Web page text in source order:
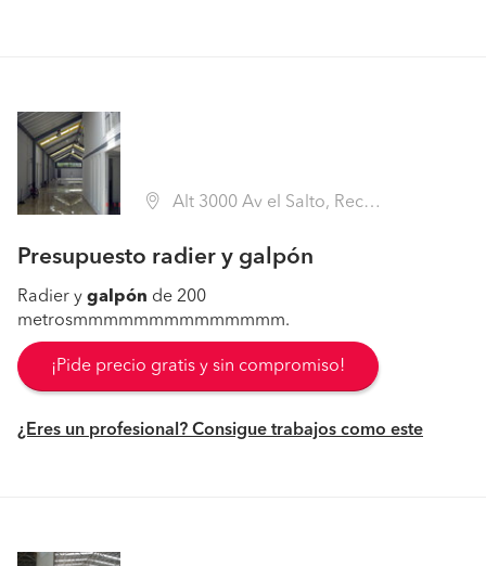
Alt 3000 Av el Salto, Recoleta (Región Metropolitana - Santiago)
Presupuesto radier y galpón
Radier y galpón de 200
metrosmmmmmmmmmmmmmm.
¡Pide precio gratis y sin compromiso!
¿Eres un profesional? Consigue trabajos como este